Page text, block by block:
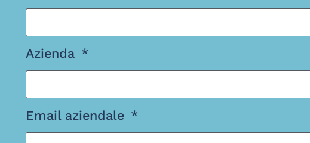
Azienda
Email aziendale